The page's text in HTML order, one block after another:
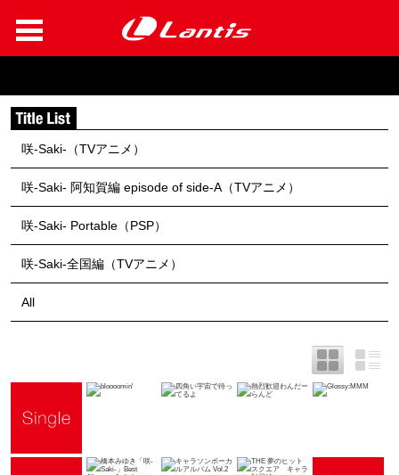
咲-Saki-（TVアニメ）
咲-Saki- 阿知賀編 episode of side-A（TVアニメ）
咲-Saki- Portable（PSP）
咲-Saki-全国編（TVアニメ）
All